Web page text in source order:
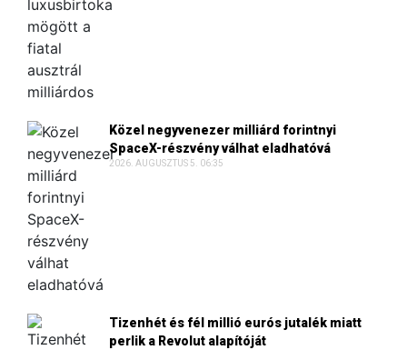
Közel negyvenezer milliárd forintnyi
SpaceX-részvény válhat eladhatóvá
2026. AUGUSZTUS 5. 06:35
Tizenhét és fél millió eurós jutalék miatt
perlik a Revolut alapítóját